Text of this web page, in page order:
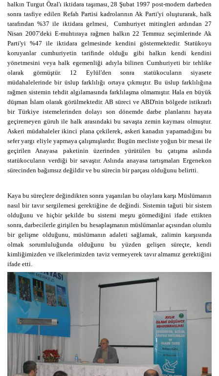
halkın Turgut Özal'ı iktidara taşıması, 28 Şubat 1997 post-modern darbeden
sonra tasfiye edilen Refah Partisi kadrolarının Ak Parti'yi oluşturarak, halk
tarafından %37 ile iktidara gelmesi,
Cumhuriyet mitingleri ardından 27
Nisan 2007'deki E-muhtıraya rağmen halkın 22 Temmuz seçimlerinde Ak
Parti'yi %47 ile iktidara gelmesinde kendini göstermektedir. Statükoyu
koruyanlar cumhuriyetin tarifinde olduğu gibi halkın kendi kendini
yönetmesini veya halk egemenliği adıyla bilinen Cumhuriyeti bir tehlike
olarak görmüştür. 12 Eylül'den sonra statükocuların siyasete
müdahalelerinde bir üslup farklılığı ortaya çıkmıştır. Bu üslup farklılığına
rağmen sistemin tehdit algılamasında farklılaşma olmamıştır. Hala en büyük
düşman İslam olarak görülmektedir. AB süreci ve ABD'nin bölgede istikrarlı
bir Türkiye istemelerinden dolayı son dönemde darbe planlarını hayata
geçiremeyen güruh ile halk arasındaki bu savaşta zemin kayması olmuştur.
Askeri müdahaleler ikinci plana çekilerek, askeri kanadın yapamadığını bu
sefer yargı eliyle yapmaya çalışmışlardır. Bugün mecliste yoğun bir mesai ile
geçirilen Anayasa paketinin üzerinden yürütülen bu çatışma aslında
statükocuların verdiği bir savaştır. Aslında anayasa tartışmaları Ergenekon
sürecinden bağımsız değildir ve bu sürecin bir parçası olduğunu belirtti.
Kaya bu süreçlere değindikten sonra yaşanılan bu olaylara karşı Müslümanın
nasıl bir tavır sergilemesi gerektiğine de değindi. Sistemin tağuti bir sistem
olduğunu ve hiçbir şekilde bu sistemi meşru görmediğini ifade ettikten
sonra, darbecilerle girişilen bu hesaplaşmanın müslümanlar açısından olumlu
bir gelişme olduğunu, müslümanın adaleti sağlamak, zalimin karşısında
olmak sorumluluğunda olduğunu bu yüzden gelişen süreçte, kendi
kimliğimizden ve ilkelerimizden taviz vermeyerek tavır almamız gerektiğini
ifade etti.